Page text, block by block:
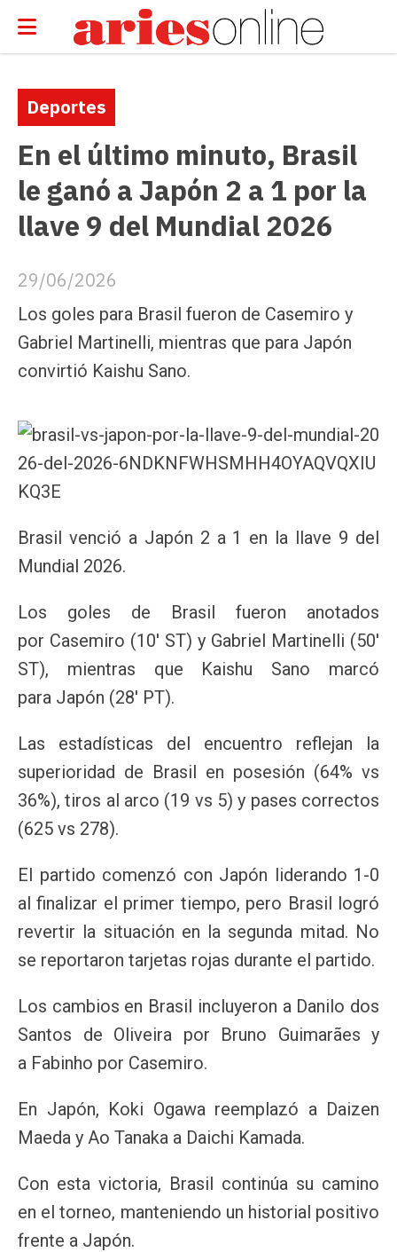
En el último minuto, Brasil
le ganó a Japón 2 a 1 por la
llave 9 del Mundial 2026
Los goles para Brasil fueron de Casemiro y
Gabriel Martinelli, mientras que para Japón
convirtió Kaishu Sano.
Deportes
29/06/2026
Brasil venció a Japón 2 a 1 en la llave 9 del
Mundial 2026.
Los goles de Brasil fueron anotados
por Casemiro (10′ ST) y Gabriel Martinelli (50′
ST), mientras que Kaishu Sano marcó
para Japón (28′ PT).
Las estadísticas del encuentro reflejan la
superioridad de Brasil en posesión (64% vs
36%), tiros al arco (19 vs 5) y pases correctos
(625 vs 278).
El partido comenzó con Japón liderando 1-0
al finalizar el primer tiempo, pero Brasil logró
revertir la situación en la segunda mitad. No
se reportaron tarjetas rojas durante el partido.
Los cambios en Brasil incluyeron a Danilo dos
Santos de Oliveira por Bruno Guimarães y
a Fabinho por Casemiro.
En Japón, Koki Ogawa reemplazó a Daizen
Maeda y Ao Tanaka a Daichi Kamada.
Con esta victoria, Brasil continúa su camino
en el torneo, manteniendo un historial positivo
frente a Japón.